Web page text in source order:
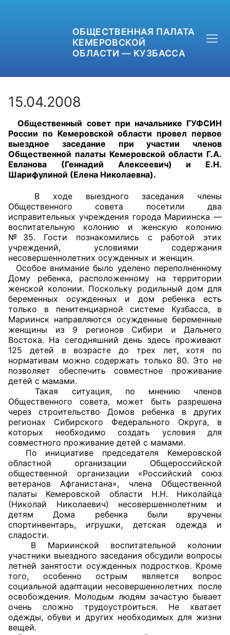
ОБЩЕСТВЕННАЯ ПАЛАТА
КЕМЕРОВСКОЙ
ОБЛАСТИ — КУЗБАССА
+7 (3842) 58-82-40
OPKO42@BK.RU
ОБРАТНАЯ СВЯЗЬ
Главная
Общественные советы
Общественные советы при территориальных
органах федеральных органов
исполнительной власти
Общественные советы по проведению
независимой оценки качества условий
оказания услуг
О Палате
Структура Палаты
Комиссии
Экспертный совет ОП КО
Совет ОП КО
Общественный штаб
Члены ОП КО
Документы ОП КО
Регламент ОП КО
Кодекс этики ОП КО
Положения
15.04.2008
Общественный совет при начальнике ГУФСИН
России по Кемеровской области провел первое
выездное заседание при участии членов
Общественной палаты Кемеровской области Г.А.
Евланова (Геннадий Алексеевич) и Е.Н.
Шарифулиной (Елена Николаевна).
В ходе выездного заседания члены
Общественного совета посетили два
исправительных учреждения города Мариинска —
воспитательную колонию и женскую колонию
№35. Гости познакомились с работой этих
учреждений, условиями содержания
несовершеннолетних осужденных и женщин.
Особое внимание было уделено переполненному
Дому ребенка, расположенному на территории
женской колонии. Поскольку родильный дом для
беременных осужденных и дом ребенка есть
только в пенитенциарной системе Кузбасса, в
Мариинск направляются осужденные беременные
женщины из 9 регионов Сибири и Дальнего
Востока. На сегодняшний день здесь проживают
125 детей в возрасте до трех лет, хотя по
нормативам можно содержать только 80. Это не
позволяет обеспечить совместное проживание
детей с мамами.
Такая ситуация, по мнению членов
Общественного совета, может быть разрешена
через строительство Домов ребенка в других
регионах Сибирского Федерального Округа, в
которых необходимо создать условия для
совместного проживание детей с мамами.
По инициативе председателя Кемеровской
областной организации Общероссийской
общественной организации «Российский союз
ветеранов Афганистана», члена Общественной
палаты Кемеровской области Н.Н. Николайца
(Николай Николаевич) несовершеннолетним и
детям Дома ребенка были вручены
спортинвентарь, игрушки, детская одежда и
сладости.
В Мариинской воспитательной колонии
участники выездного заседания обсудили вопросы
летней занятости осужденных подростков. Кроме
того, особенно острым является вопрос
социальной адаптации несовершеннолетних после
освобождения. Молодым людям зачастую бывает
очень сложно трудоустроиться. Не хватает
одежды, обуви и других необходимых для жизни
вещей.